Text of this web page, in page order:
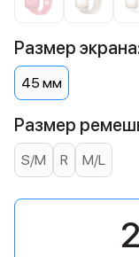
Размер
45 мм
Размер
S/M R M/L